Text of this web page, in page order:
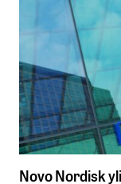
Novo Nordisk